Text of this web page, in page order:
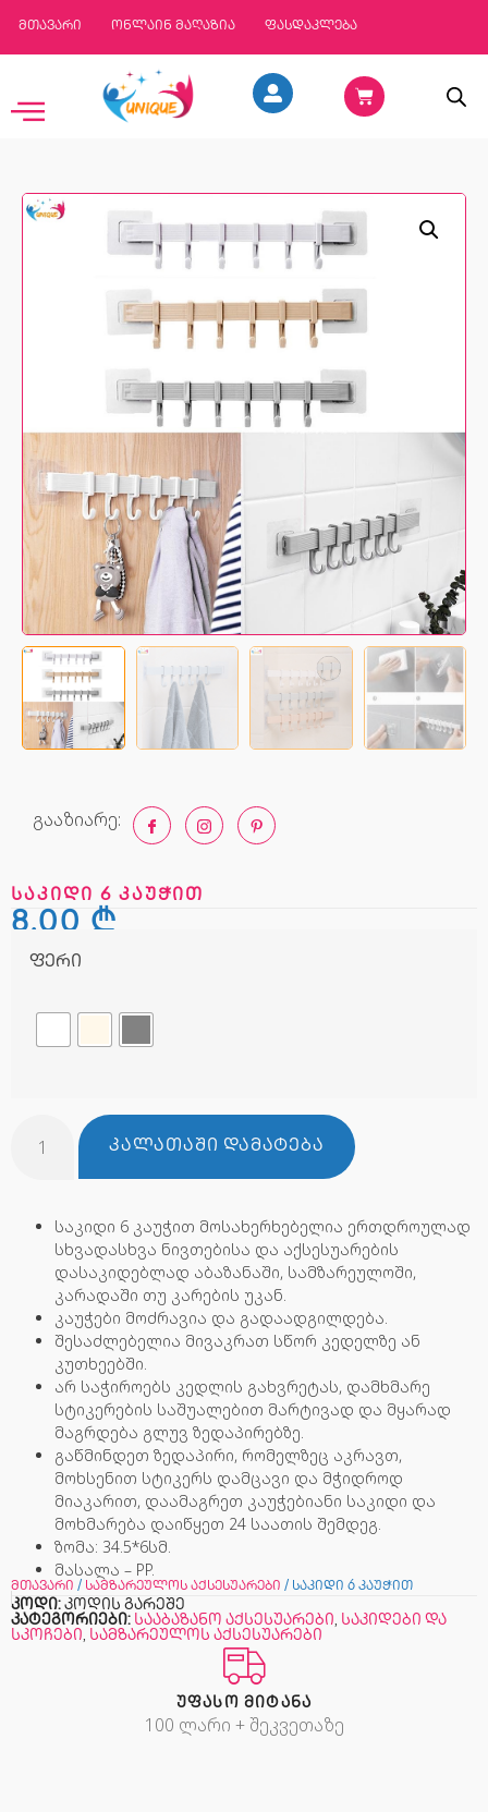
მთავარი ონლაინ მაღაზია ფასდაკლება
გააზიარე:
საკიდი 6 კაუჭით
8,00 ₾
ფერი
ᲙᲐᲚᲐᲗᲐᲨᲘ ᲓᲐᲛᲐᲢᲔᲑᲐ
საკიდი 6 კაუჭით მოსახერხებელია ერთდროულად
სხვადასხვა ნივთებისა და აქსესუარების
დასაკიდებლად აბაზანაში, სამზარეულოში,
კარადაში თუ კარების უკან.
კაუჭები მოძრავია და გადაადგილდება.
შესაძლებელია მივაკრათ სწორ კედელზე ან
კუთხეებში.
არ საჭიროებს კედლის გახვრეტას, დამხმარე
სტიკერების საშუალებით მარტივად და მყარად
მაგრდება გლუვ ზედაპირებზე.
გაწმინდეთ ზედაპირი, რომელზეც აკრავთ,
მოხსენით სტიკერს დამცავი და მჭიდროდ
მიაკარით, დაამაგრეთ კაუჭებიანი საკიდი და
მოხმარება დაიწყეთ 24 საათის შემდეგ.
ზომა: 34.5*6სმ.
მასალა – PP.
მთავარი / სამზარეულოს აქსესუარები / საკიდი 6 კაუჭით
კოდი: კოდის გარეშე
კატეგორიები: სააბაზანო აქსესუარები, საკიდები და
სკოჩები, სამზარეულოს აქსესუარები
ᲣᲤᲐᲡᲝ ᲛᲘᲢᲐᲜᲐ
100 ლარი + შეკვეთაზე